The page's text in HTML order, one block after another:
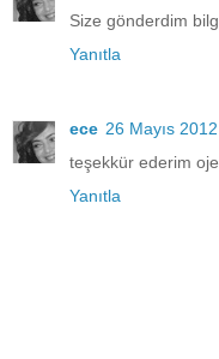
Size gönderdim
Yanıtla
ece 26 Mayıs
teşekkür ederim
Yanıtla